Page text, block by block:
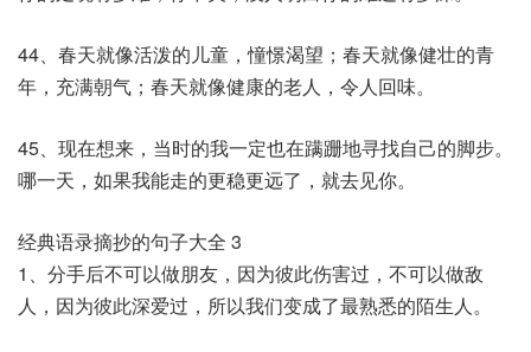
44、春天就像活泼的儿童，憧憬渴望；春天就像健壮的青
年，充满朝气；春天就像健康的老人，令人回味。
45、现在想来，当时的我一定也在蹒跚地寻找自己的脚步。
哪一天，如果我能走的更稳更远了，就去见你。
经典语录摘抄的句子大全 3
1、分手后不可以做朋友，因为彼此伤害过，不可以做敌
人，因为彼此深爱过，所以我们变成了最熟悉的陌生人。